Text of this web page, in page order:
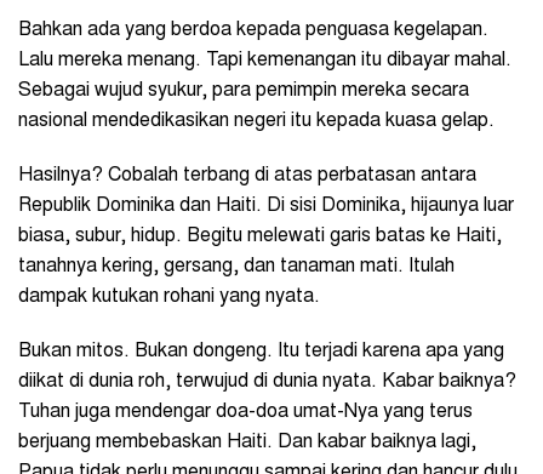
Bahkan ada yang berdoa kepada penguasa kegelapan.
Lalu mereka menang. Tapi kemenangan itu dibayar mahal.
Sebagai wujud syukur, para pemimpin mereka secara
nasional mendedikasikan negeri itu kepada kuasa gelap.
Hasilnya? Cobalah terbang di atas perbatasan antara
Republik Dominika dan Haiti. Di sisi Dominika, hijaunya luar
biasa, subur, hidup. Begitu melewati garis batas ke Haiti,
tanahnya kering, gersang, dan tanaman mati. Itulah
dampak kutukan rohani yang nyata.
Bukan mitos. Bukan dongeng. Itu terjadi karena apa yang
diikat di dunia roh, terwujud di dunia nyata. Kabar baiknya?
Tuhan juga mendengar doa-doa umat-Nya yang terus
berjuang membebaskan Haiti. Dan kabar baiknya lagi,